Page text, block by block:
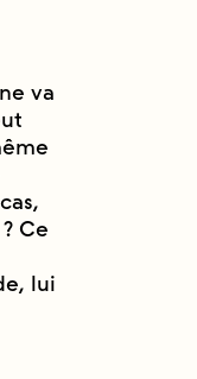
va
Ce
lui